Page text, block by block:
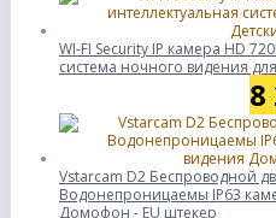
WI-FI Security IP камера HD
система ночного видения
8
Vstarcam D2 Беспроводной
Водонепроницаемы IP63
Домофон - EU штекер